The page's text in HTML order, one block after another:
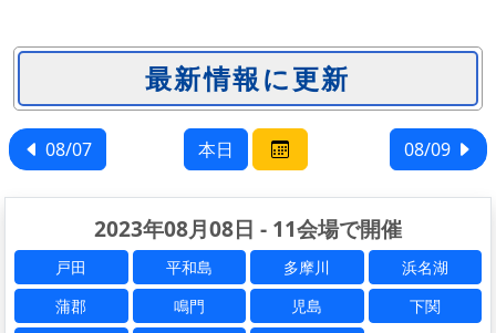
08/07 本日 08/09
2023年08月08日 - 11会場で開催
戸田 平和島 多摩川
浜名湖
蒲郡
鳴門 児島
下関